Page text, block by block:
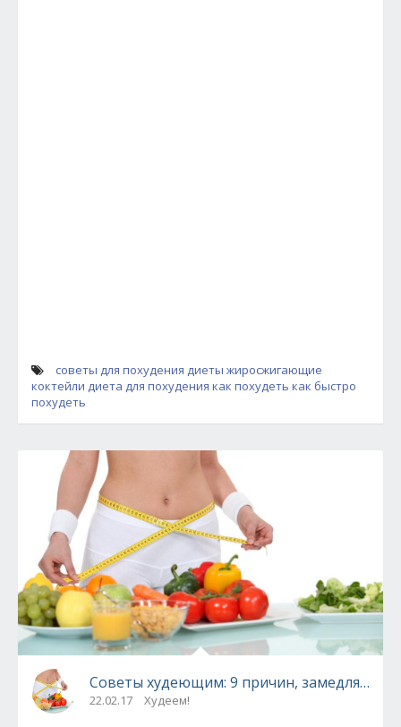
советы для похудения диеты жиросжигающие
коктейли диета для похудения как похудеть как быстро
похудеть
Советы худеющим: 9 причин,
22.02.17 Худеем!